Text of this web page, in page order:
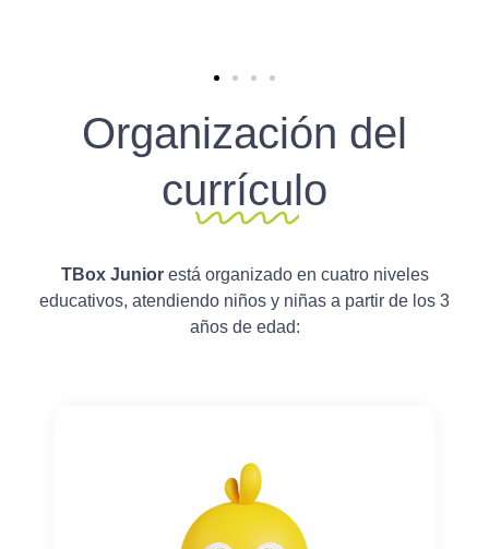
Organización del
currículo
TBox Juniorestá organizado en cuatro niveles
educativos, atendiendo niños y niñas a partir de los 3
años de edad: